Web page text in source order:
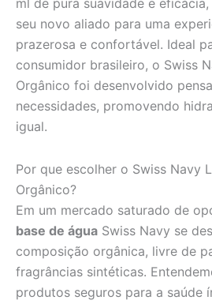
ml de pura suavidade e
seu novo aliado para uma
prazerosa e confortável. Ideal
consumidor brasileiro, o Swiss
Orgânico foi desenvolvido
necessidades, promovendo
igual.
Por que escolher o Swiss Navy
Orgânico?
Em um mercado saturado de
base de água Swiss Navy se
composição orgânica, livre de
fragrâncias sintéticas.
produtos seguros para a saúde